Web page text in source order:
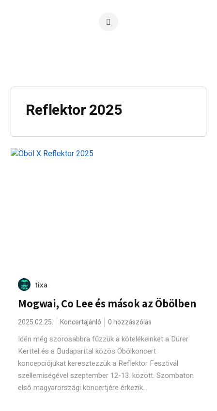
Reflektor 2025
tixa
Mogwai, Co Lee és mások az Öbölben
2025.02.25. Koncertajánló 0 hozzászólás
Idén még szorosabbra fűzzük a kötelékeinket a Dürer
Kerttel és a Budaparttal közös Öbölkoncert
koncepciójukat keresztezzük a Reflektor Fesztivál
szellemiségével szeptember 12-13. között. Szombaton
első magyarországi koncertjére érkezik...